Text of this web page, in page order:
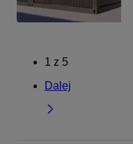
1 z 5
Dalej